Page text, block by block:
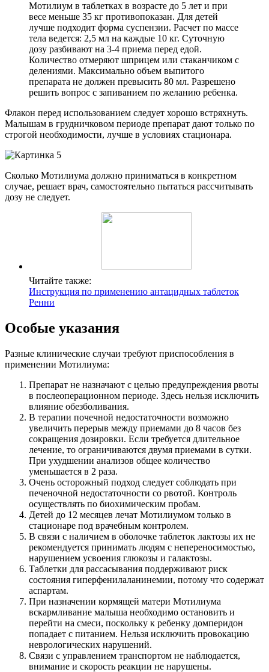
Мотилиум в таблетках в возрасте до 5 лет и при
весе меньше 35 кг противопоказан. Для детей
лучше подходит форма суспензии. Расчет по массе
тела ведется: 2,5 мл на каждые 10 кг. Суточную
дозу разбивают на 3-4 приема перед едой.
Количество отмеряют шприцем или стаканчиком с
делениями. Максимально объем выпитого
препарата не должен превысить 80 мл. Разрешено
решить вопрос с запиванием по желанию ребенка.
Флакон перед использованием следует хорошо встряхнуть.
Малышам в грудничковом периоде препарат дают только по
строгой необходимости, лучше в условиях стационара.
Сколько Мотилиума должно приниматься в конкретном
случае, решает врач, самостоятельно пытаться рассчитывать
дозу не следует.
Читайте также:
Инструкция по применению антацидных таблеток
Ренни
Особые указания
Разные клинические случаи требуют приспособления в
применении Мотилиума:
Препарат не назначают с целью предупреждения рвоты
в послеоперационном периоде. Здесь нельзя исключить
влияние обезболивания.
В терапии почечной недостаточности возможно
увеличить перерыв между приемами до 8 часов без
сокращения дозировки. Если требуется длительное
лечение, то ограничиваются двумя приемами в сутки.
При ухудшении анализов общее количество
уменьшается в 2 раза.
Очень осторожный подход следует соблюдать при
печеночной недостаточности со рвотой. Контроль
осуществлять по биохимическим пробам.
Детей до 12 месяцев лечат Мотилиумом только в
стационаре под врачебным контролем.
В связи с наличием в оболочке таблеток лактозы их не
рекомендуется принимать людям с непереносимостью,
нарушением усвоения глюкозы и галактозы.
Таблетки для рассасывания поддерживают риск
состояния гиперфенилаланинемии, потому что содержат
аспартам.
При назначении кормящей матери Мотилиума
вскармливание малыша необходимо остановить и
перейти на смеси, поскольку к ребенку домперидон
попадает с питанием. Нельзя исключить провокацию
неврологических нарушений.
Связи с управлением транспортом не наблюдается,
внимание и скорость реакции не нарушены.